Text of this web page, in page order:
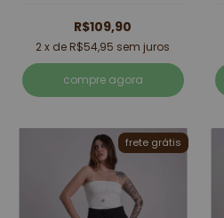
R$109,90
2x de R$54,95 sem juros
compre agora
frete grátis